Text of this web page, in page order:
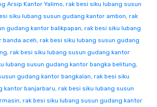
Arsip Kantor Yalimo, rak besi siku lubang susun
siku lubang susun gudang kantor ambon, rak
gudang kantor balikpapan, rak besi siku lubang
banda aceh, rak besi siku lubang susun gudang
, rak besi siku lubang susun gudang kantor
lubang susun gudang kantor bangka belitung,
gudang kantor bangkalan, rak besi siku
kantor banjarbaru, rak besi siku lubang susun
, rak besi siku lubang susun gudang kantor